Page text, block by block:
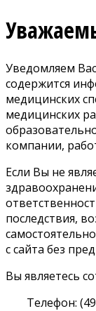
Уведомляем
содержится
медицинских
медицинских
компании,
Если Вы не
последствия,
с сайта без
Вы являетесь
Телефон: